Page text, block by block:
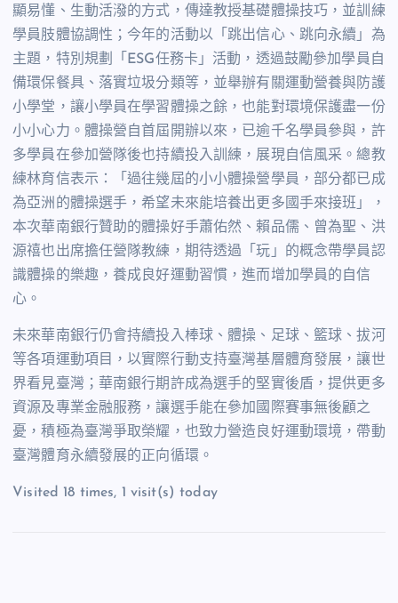
顯易懂、生動活潑的方式，傳達教授基礎體操技巧，並訓練
學員肢體協調性；今年的活動以「跳出信心、跳向永續」為
主題，特別規劃「ESG任務卡」活動，透過鼓勵參加學員自
備環保餐具、落實垃圾分類等，並舉辦有關運動營養與防護
小學堂，讓小學員在學習體操之餘，也能對環境保護盡一份
小小心力。體操營自首屆開辦以來，已逾千名學員參與，許
多學員在參加營隊後也持續投入訓練，展現自信風采。總教
練林育信表示：「過往幾屆的小小體操營學員，部分都已成
為亞洲的體操選手，希望未來能培養出更多國手來接班」，
本次華南銀行贊助的體操好手蕭佑然、賴品儒、曾為聖、洪
源禧也出席擔任營隊教練，期待透過「玩」的概念帶學員認
識體操的樂趣，養成良好運動習慣，進而增加學員的自信
心。
未來華南銀行仍會持續投入棒球、體操、足球、籃球、拔河
等各項運動項目，以實際行動支持臺灣基層體育發展，讓世
界看見臺灣；華南銀行期許成為選手的堅實後盾，提供更多
資源及專業金融服務，讓選手能在參加國際賽事無後顧之
憂，積極為臺灣爭取榮耀，也致力營造良好運動環境，帶動
臺灣體育永續發展的正向循環。
Visited 18 times, 1 visit(s) today